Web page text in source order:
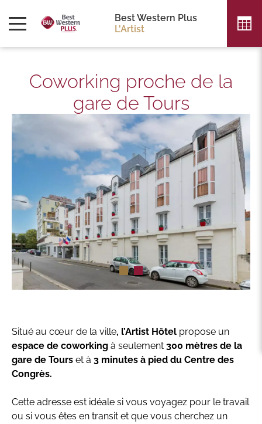
Best Western Plus
L'Artist
Coworking proche de la
gare de Tours
Situé au cœur de la ville, l’Artist Hôtel propose un
espace de coworking à seulement 300 mètres de la
gare de Tours et à 3 minutes à pied du Centre des
Congrès.
Cette adresse est idéale si vous voyagez pour le travail
ou si vous êtes en transit et que vous cherchez un